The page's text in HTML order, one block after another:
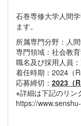
石巻専修大学人間
ます。
所属専門分野：人
専門領域：社会教
職名及び採用人員
着任時期：2024（
応募締切： 2023（
※詳細は下記のリン
https://